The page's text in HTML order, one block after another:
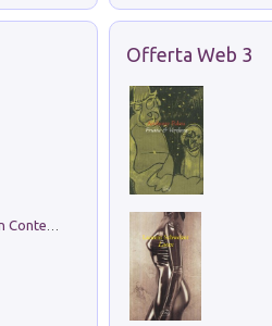
in alto! Livello A1. Con CD-Audio. Con Contenuto digitale per accesso on line
Offerta Web 3